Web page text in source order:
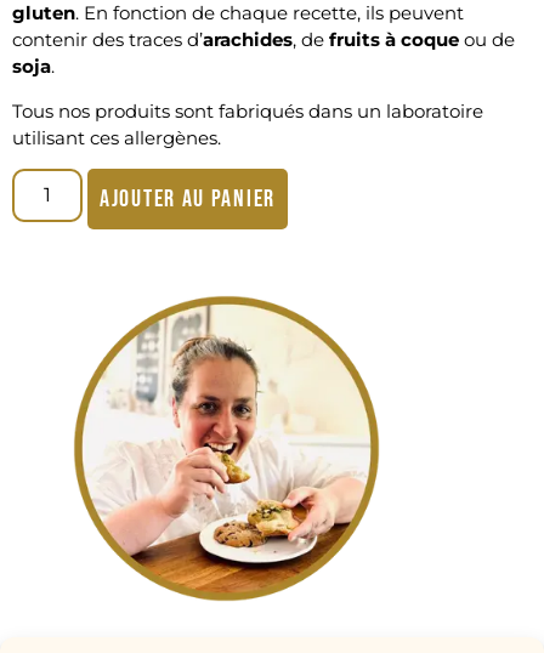
gluten. En fonction de chaque recette, ils peuvent
contenir des traces d’arachides, de fruits à coque ou de
soja.
Tous nos produits sont fabriqués dans un laboratoire
utilisant ces allergènes.
Ajouter au panier